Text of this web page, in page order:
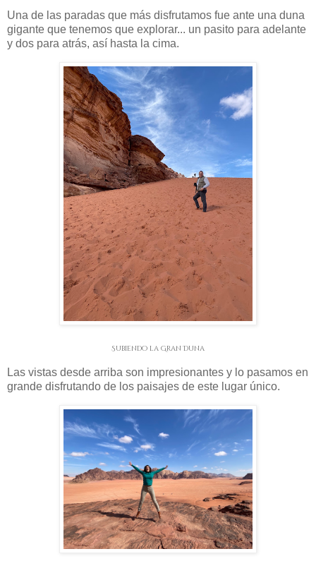
Una de las paradas que más disfrutamos fue ante una duna
gigante que tenemos que explorar... un pasito para adelante
y dos para atrás, así hasta la cima.
Subiendo la Gran Duna
Las vistas desde arriba son impresionantes y lo pasamos en
grande disfrutando de los paisajes de este lugar único.